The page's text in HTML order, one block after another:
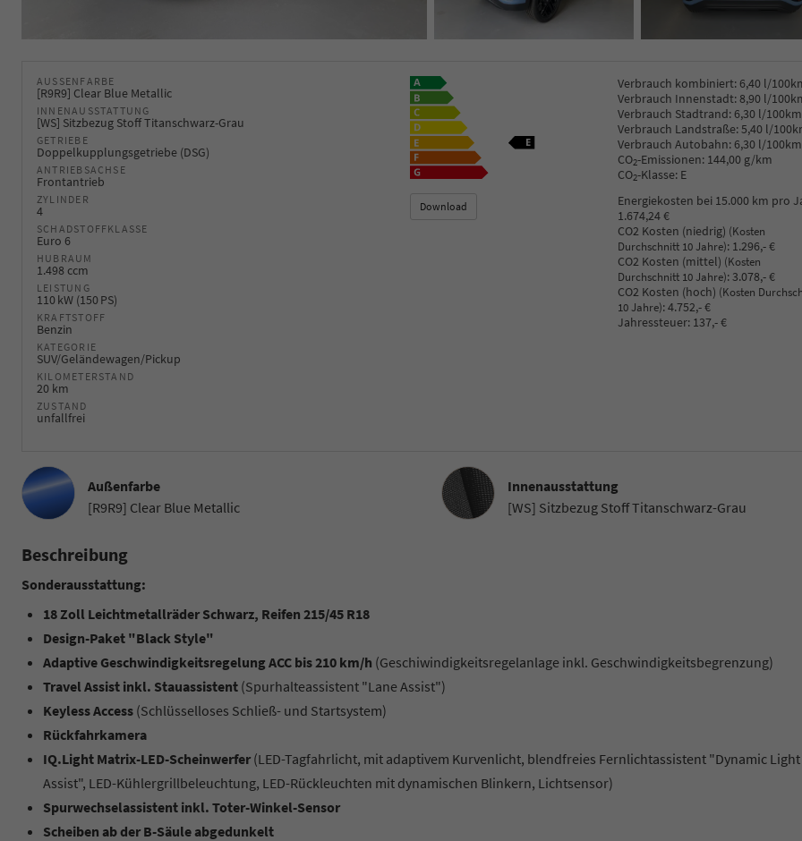
AUSSENFARBE
[R9R9] Clear Blue Metallic
INNENAUSSTATTUNG
[WS] Sitzbezug Stoff Titanschwarz-Grau
GETRIEBE
Doppelkupplungsgetriebe (DSG)
ANTRIEBSACHSE
Frontantrieb
ZYLINDER
4
SCHADSTOFFKLASSE
Euro 6
HUBRAUM
1.498 ccm
LEISTUNG
110 kW (150 PS)
KRAFTSTOFF
Benzin
KATEGORIE
SUV/Geländewagen/Pickup
KILOMETERSTAND
20 km
ZUSTAND
unfallfrei
Verbrauch kombiniert:6,40 l/
Verbrauch Innenstadt:8,90 l/
Verbrauch Stadtrand:6,30 l/100km
Verbrauch Landstraße:5,40 l/
Verbrauch Autobahn:6,30 l/100km
CO2-Emissionen: 144,00 g/km
CO2-Klasse: E
Download
Energiekosten bei 15.000 km pro
1.674,24 €
CO2 Kosten (niedrig) (Kosten
Durchschnitt 10 Jahre): 1.296,- €
CO2 Kosten (mittel) (Kosten
Durchschnitt 10 Jahre):3.078,- €
CO2 Kosten (hoch) (Kosten
10 Jahre):4.752,- €
Jahressteuer: 137,- €
Außenfarbe
[R9R9] Clear Blue Metallic
InnenausstattungInnenausstattung
[WS] Sitzbezug Stoff Titanschwarz-Grau
Beschreibung
Sonderausstattung:
18 Zoll Leichtmetallräder Schwarz, Reifen 215/45 R18
Design-Paket "Black Style"
Adaptive Geschwindigkeitsregelung ACC bis 210 km/h (Geschiwindigkeitsregelanlage inkl. Geschwindigkeitsbegrenzung)
Travel Assist inkl. Stauassistent (Spurhalteassistent "Lane Assist")
Keyless Access (Schlüsselloses Schließ- und Startsystem)
Rückfahrkamera
IQ.Light Matrix-LED-Scheinwerfer (LED-Tagfahrlicht, mit adaptivem Kurvenlicht, blendfreies Fernlichtassistent "Dynamic Light
Assist", LED-Kühlergrillbeleuchtung, LED-Rückleuchten mit dynamischen Blinkern, Lichtsensor)
Spurwechselassistent inkl. Toter-Winkel-Sensor
Scheiben ab der B-Säule abgedunkelt